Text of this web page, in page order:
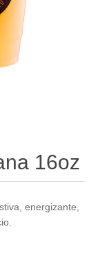
16oz
energizante,